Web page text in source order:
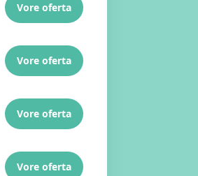
Vore oferta
Vore oferta
Vore oferta
Vore oferta